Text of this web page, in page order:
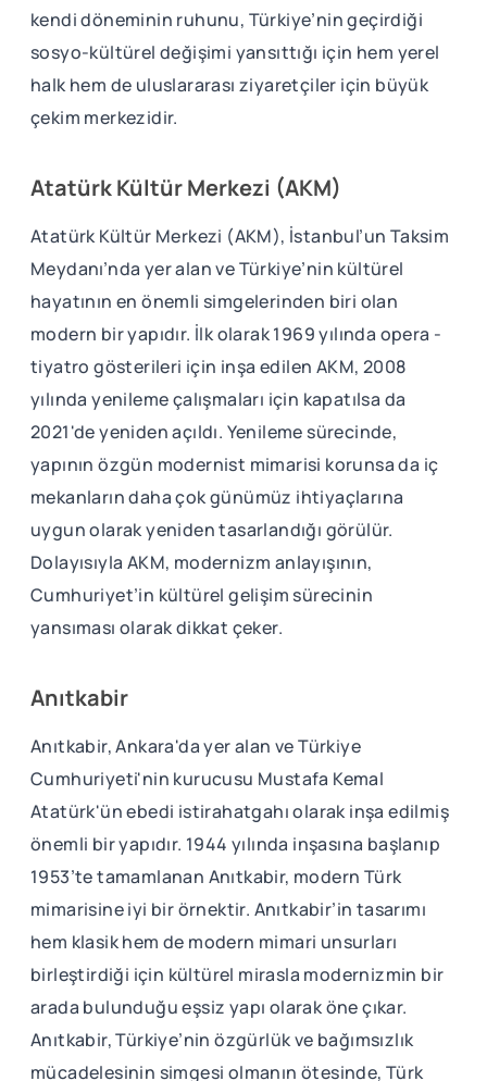
kendi döneminin ruhunu, Türkiye’nin geçirdiği
sosyo-kültürel değişimi yansıttığı için hem yerel
halk hem de uluslararası ziyaretçiler için büyük
çekim merkezidir.
Atatürk Kültür Merkezi (AKM)
Atatürk Kültür Merkezi (AKM), İstanbul’un Taksim
Meydanı’nda yer alan ve Türkiye’nin kültürel
hayatının en önemli simgelerinden biri olan
modern bir yapıdır. İlk olarak 1969 yılında opera -
tiyatro gösterileri için inşa edilen AKM, 2008
yılında yenileme çalışmaları için kapatılsa da
2021'de yeniden açıldı. Yenileme sürecinde,
yapının özgün modernist mimarisi korunsa da iç
mekanların daha çok günümüz ihtiyaçlarına
uygun olarak yeniden tasarlandığı görülür.
Dolayısıyla AKM, modernizm anlayışının,
Cumhuriyet’in kültürel gelişim sürecinin
yansıması olarak dikkat çeker.
Anıtkabir
Anıtkabir, Ankara'da yer alan ve Türkiye
Cumhuriyeti'nin kurucusu Mustafa Kemal
Atatürk'ün ebedi istirahatgahı olarak inşa edilmiş
önemli bir yapıdır. 1944 yılında inşasına başlanıp
1953’te tamamlanan Anıtkabir, modern Türk
mimarisine iyi bir örnektir. Anıtkabir’in tasarımı
hem klasik hem de modern mimari unsurları
birleştirdiği için kültürel mirasla modernizmin bir
arada bulunduğu eşsiz yapı olarak öne çıkar.
Anıtkabir, Türkiye’nin özgürlük ve bağımsızlık
mücadelesinin simgesi olmanın ötesinde, Türk